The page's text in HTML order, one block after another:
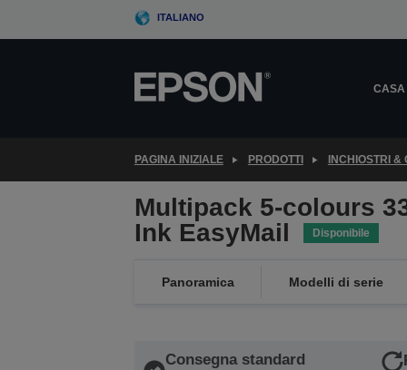
ITALIANO
CASA
PAGINA INIZIALE PRODOTTI INCHIOSTRI &
Multipack 5-colours
Ink EasyMail
Disponibile
Panoramica Modelli di serie
Consegna standard